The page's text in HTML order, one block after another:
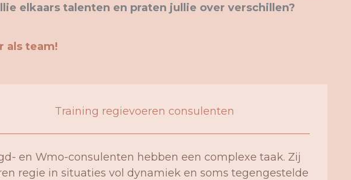
elkaars talenten en praten jullie over verschillen?
als team!
Training regievoeren consulenten
en Wmo-consulenten hebben een complexe taak. Zij
regie in situaties vol dynamiek en soms tegengestelde